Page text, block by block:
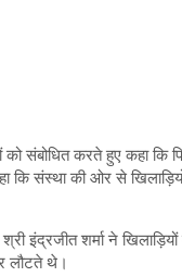
को संबोधित करते हुए कहा कि
संस्था की ओर से खिलाड़ियों
श्री इंद्रजीत शर्मा ने
लौटते थे।